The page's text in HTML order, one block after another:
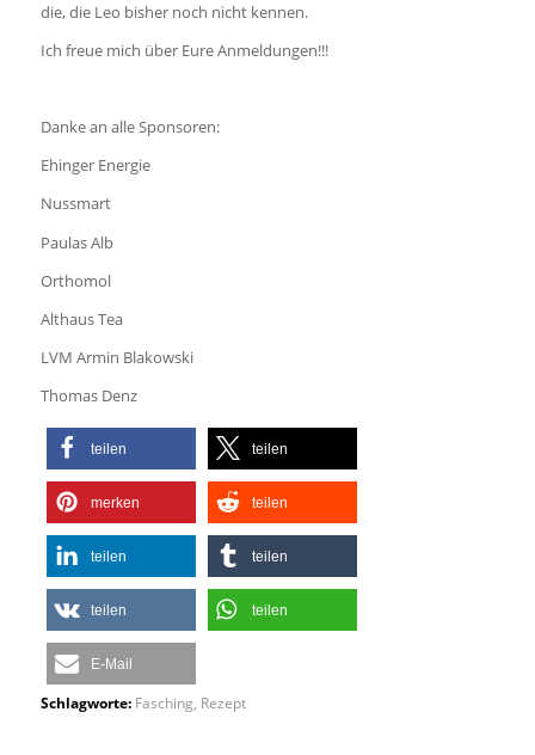
die, die Leo bisher noch nicht kennen.
Ich freue mich über Eure Anmeldungen!!!
Danke an alle Sponsoren:
Ehinger Energie
Nussmart
Paulas Alb
Orthomol
Althaus Tea
LVM Armin Blakowski
Thomas Denz
teilen teilen
merken teilen
teilen teilen
teilen teilen
E-Mail
Schlagworte: Fasching Rezept